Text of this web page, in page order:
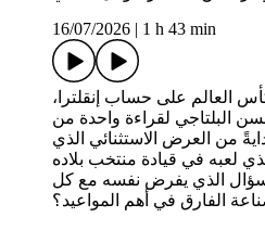
16/07/2026
1 h 43 min
العالم على حساب إنقلترا،
البلتاجي لقراءة واحدة من
من العرض الاستثنائي الذي
لعبه في قيادة منتخب بلاده
الذي يفرض نفسه مع كل
الفارق في أهم المواعيد؟